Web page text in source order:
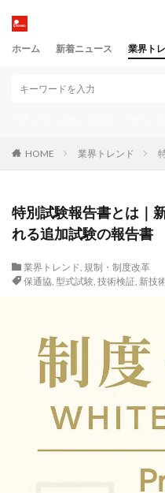
ホーム 新着ニュース 業界ト
資産運用代行
資金管
転倒防止
転落式
輸出許可
轟音
通信遅延補正
通気孔
連チャン
連チャン構造
連チャン率
連チャン
進化心理学
遊タイム
遊技操作
遊技文化
遊技機
遊技機リサイ
遊技機取扱主任者
遊技機外装
遊技機性
遊技機検査
遊技機検
遊技機製造業許可
遊
HOME 業界トレンド
特別試験報告書とは｜
れる追加試験の報告書
業界トレンド, 規制・制度改革
保通協, 型式試験, 技術検証, 新技